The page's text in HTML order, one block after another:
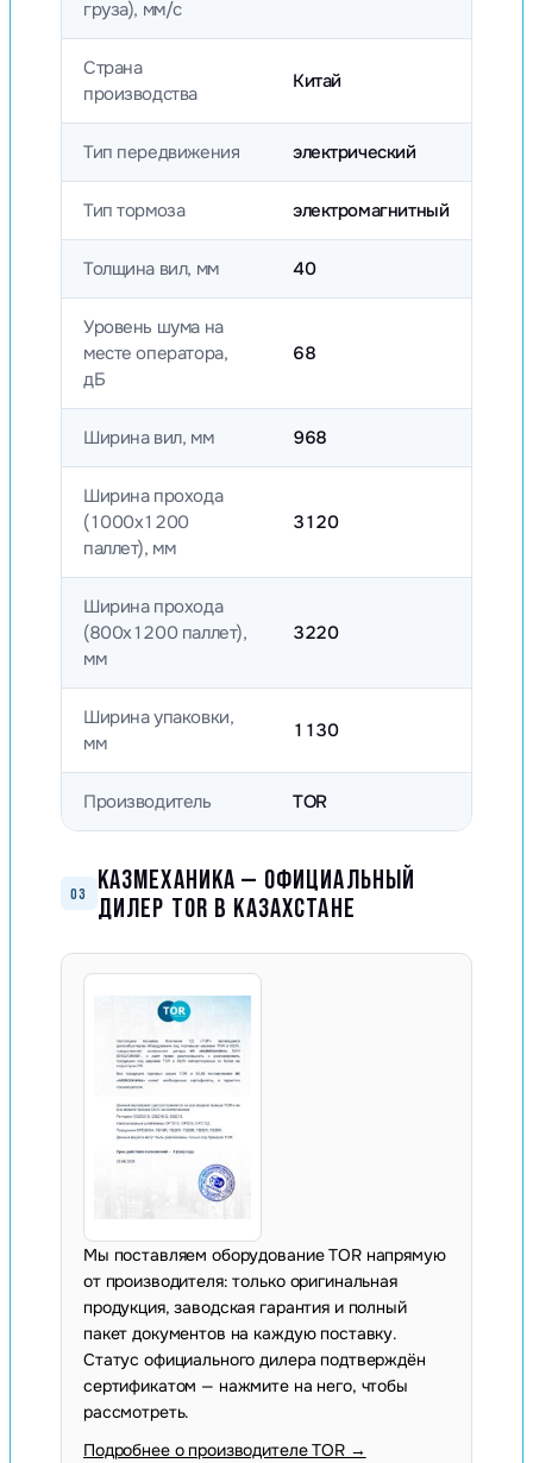
груза), мм/с
Страна
производства
Китай
Тип передвижения электрический
Тип тормоза электромагнитный
Толщина вил, мм 40
Уровень шума на
месте оператора,
дБ
68
Ширина вил, мм 968
Ширина прохода
(1000х1200
паллет), мм
3120
Ширина прохода
(800х1200 паллет),
мм
3220
Ширина упаковки,
мм
1130
Производитель TOR
03
КАЗМЕХАНИКА — ОФИЦИАЛЬНЫЙ
ДИЛЕР TOR В КАЗАХСТАНЕ
Мы поставляем оборудование TOR напрямую
от производителя: только оригинальная
продукция, заводская гарантия и полный
пакет документов на каждую поставку.
Статус официального дилера подтверждён
сертификатом — нажмите на него, чтобы
рассмотреть.
Подробнее о производителе TOR →